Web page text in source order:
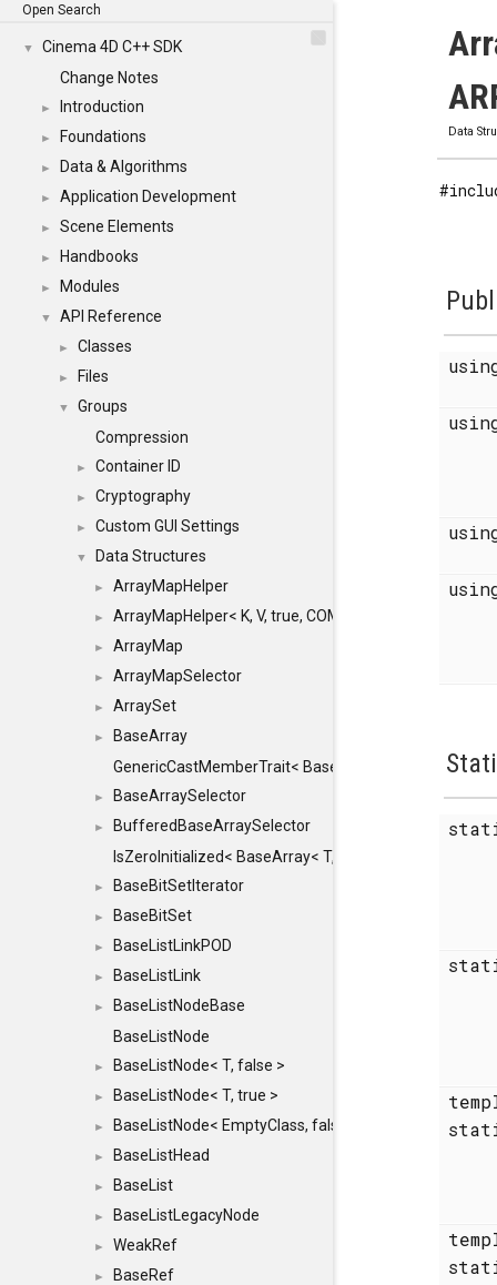
Open Search
▼
Cinema 4D C++ SDK
Change Notes
► Introduction
► Foundations
► Data & Algorithms
► Application Development
► Scene Elements
► Handbooks
► Modules
▼ API Reference
► Classes
► Files
▼
Groups
Compression
► Container ID
► Cryptography
► Custom GUI Settings
▼ Data Structures
► ArrayMapHelper
► ArrayMapHelper< K, V, true, COMPARE, ARRAY >
► ArrayMap
► ArrayMapSelector
► ArraySet
►
BaseArray
GenericCastMemberTrait< BaseArray< TO >,
► BaseArraySelector
►
BufferedBaseArraySelector
IsZeroInitialized< BaseArray< T, MINCHUNKSIZE,
► BaseBitSetIterator
► BaseBitSet
► BaseListLinkPOD
► BaseListLink
►
BaseListNodeBase
BaseListNode
► BaseListNode< T, false >
► BaseListNode< T, true >
► BaseListNode< EmptyClass, false >
► BaseListHead
► BaseList
► BaseListLegacyNode
► WeakRef
► BaseRef
Data